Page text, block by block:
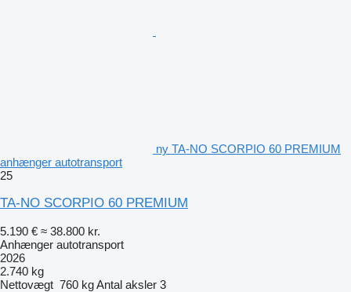
ny TA-NO SCORPIO 60 PREMIUM
anhænger autotransport
25
TA-NO SCORPIO 60 PREMIUM
5.190 € ≈ 38.800 kr.
Anhænger autotransport
2026
2.740 kg
Nettovægt 760 kgAntal aksler 3